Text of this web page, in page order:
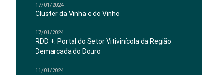
17/01/2024
Cluster da Vinha e do Vinho
17/01/2024
RDD +: Portal do Setor Vitivinícola da Região
Demarcada do Douro
11/01/2024